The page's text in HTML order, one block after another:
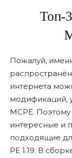
Топ-
Пожалуй,
интернета
модификаций,
MCPE.
интересные и
подходящие
PE 1.19. В